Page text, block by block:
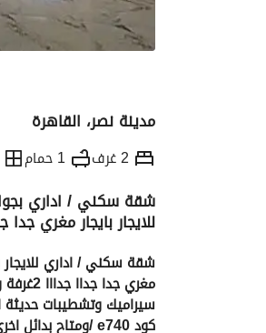
مدينة نصر، القاهرة
2 غرف 1 حمام
التفاصيل
شقة سكني / اداري
للايجار بايجار مغري جدا
سيراميك وتشطيبات حديثة